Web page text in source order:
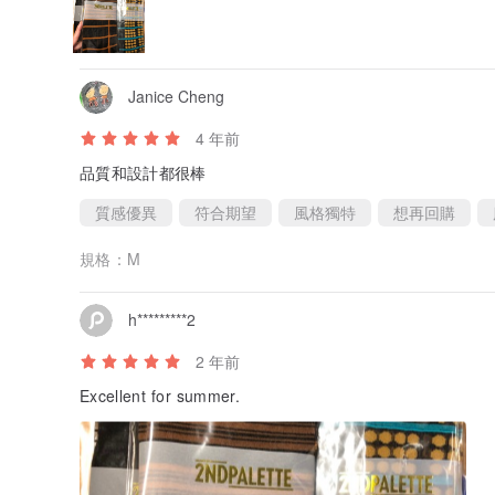
Janice Cheng
4 年前
品質和設計都很棒
質感優異
符合期望 風格獨特 想再回購
規格： M
h*********2
2 年前
Excellent for summer.